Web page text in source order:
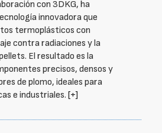
con 3DKG, ha
innovadora que
termoplásticos con
contra radiaciones y la
El resultado es la
precisos, densos y
de plomo, ideales para
e industriales. [+]